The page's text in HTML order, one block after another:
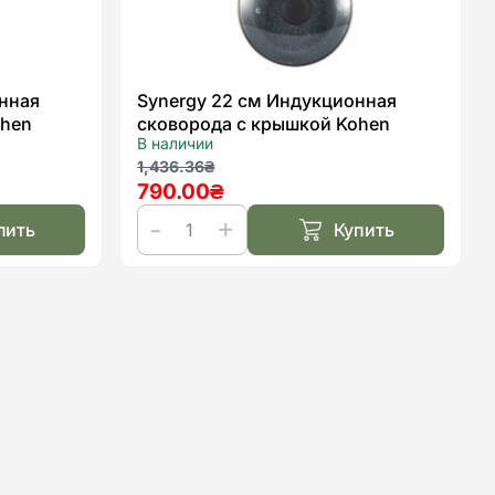
Synergy 22 см Индукционная
сковорода с крышкой Kohen
В наличии
1,436.36₴
Первоначальная
цена
составляла
1,436.36₴.
790.00₴
Текущая
цена:
790.00₴.
Количество
Купить